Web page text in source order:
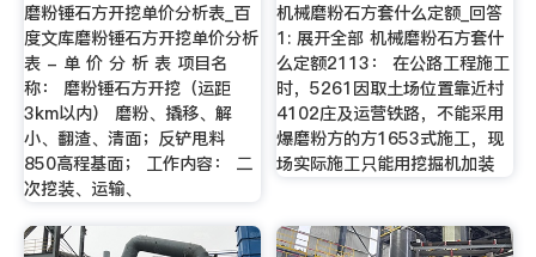
磨粉锤石方开挖单价分析表_百
度文库磨粉锤石方开挖单价分析
表 - 单 价 分 析 表 项目名
称： 磨粉锤石方开挖（运距
3km以内） 磨粉、撬移、解
小、翻渣、清面；反铲甩料
850高程基面； 工作内容： 二
次挖装、运输、
机械磨粉石方套什么定额_回答
1: 展开全部 机械磨粉石方套什
么定额2113： 在公路工程施工
时，5261因取土场位置靠近村
4102庄及运营铁路，不能采用
爆磨粉方的方1653式施工，现
场实际施工只能用挖掘机加装